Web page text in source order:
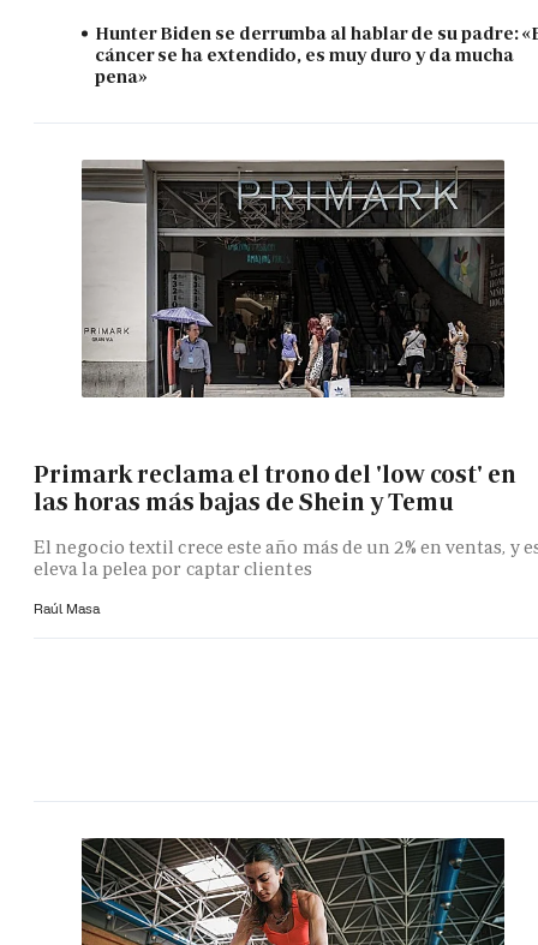
Hunter Biden se derrumba al hablar de su padre:
cáncer se ha extendido, es muy duro y da mucha
pena»
Primark reclama el trono del 'low cost' en
las horas más bajas de Shein y Temu
El negocio textil crece este año más de un 2% en ventas, y
eleva la pelea por captar clientes
Raúl Masa